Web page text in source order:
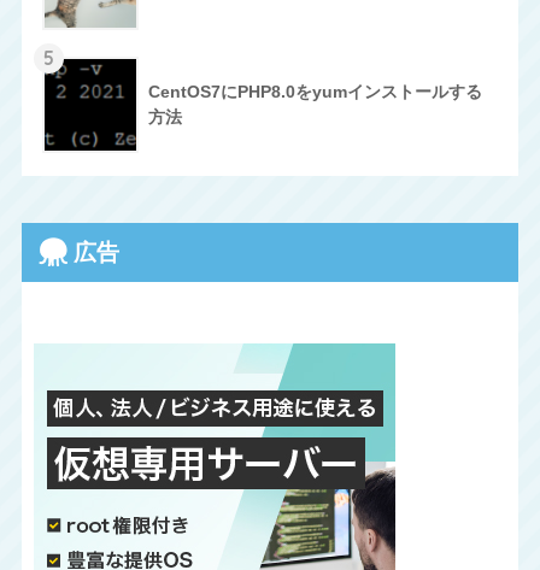
5
CentOS7にPHP8.0をyumインストールする
方法
広告